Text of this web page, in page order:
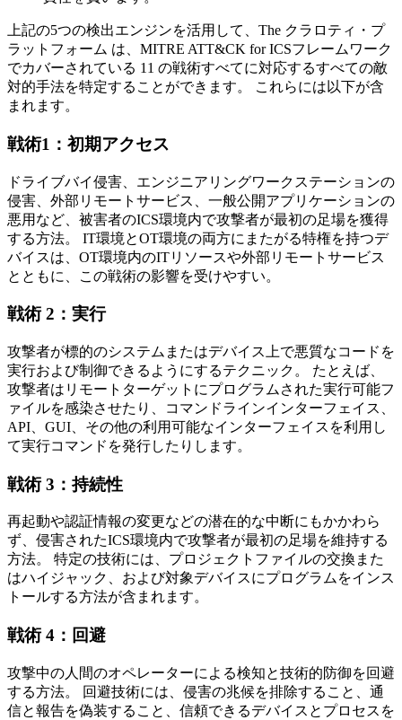
上記の5つの検出エンジンを活用して、The クラロティ・プ
ラットフォーム は、MITRE ATT&CK for ICSフレームワーク
でカバーされている 11 の戦術すべてに対応するすべての敵
対的手法を特定することができます。 これらには以下が含
まれます。
戦術1：初期アクセス
ドライブバイ侵害、エンジニアリングワークステーションの
侵害、外部リモートサービス、一般公開アプリケーションの
悪用など、被害者のICS環境内で攻撃者が最初の足場を獲得
する方法。 IT環境とOT環境の両方にまたがる特権を持つデ
バイスは、OT環境内のITリソースや外部リモートサービス
とともに、この戦術の影響を受けやすい。
戦術 2：実行
攻撃者が標的のシステムまたはデバイス上で悪質なコードを
実行および制御できるようにするテクニック。 たとえば、
攻撃者はリモートターゲットにプログラムされた実行可能フ
ァイルを感染させたり、コマンドラインインターフェイス、
API、GUI、その他の利用可能なインターフェイスを利用し
て実行コマンドを発行したりします。
戦術 3：持続性
再起動や認証情報の変更などの潜在的な中断にもかかわら
ず、侵害されたICS環境内で攻撃者が最初の足場を維持する
方法。 特定の技術には、プロジェクトファイルの交換また
はハイジャック、および対象デバイスにプログラムをインス
トールする方法が含まれます。
戦術 4：回避
攻撃中の人間のオペレーターによる検知と技術的防御を回避
する方法。 回避技術には、侵害の兆候を排除すること、通
信と報告を偽装すること、信頼できるデバイスとプロセスを